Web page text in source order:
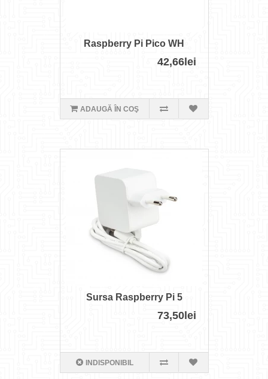
Raspberry Pi Pico WH
42,66lei
ADAUGĂ ÎN COŞ
Sursa Raspberry Pi 5
73,50lei
INDISPONIBIL